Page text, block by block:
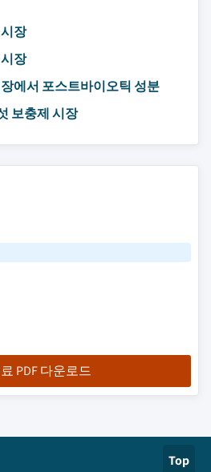
장
장
에서 포스트바이오틱 성분
보충제 시장
PDF 다운로드
Top